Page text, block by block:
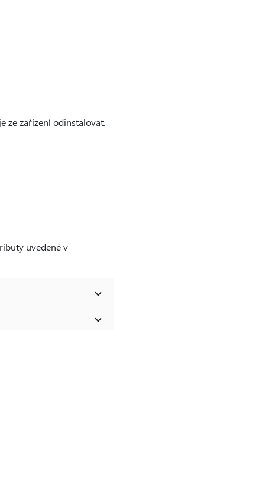
ze zařízení odinstalovat.
uvedené v